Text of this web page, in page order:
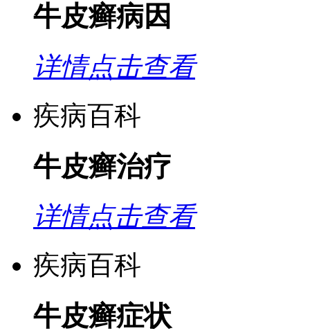
牛皮癣病因
详情点击查看
疾病百科
牛皮癣治疗
详情点击查看
疾病百科
牛皮癣症状